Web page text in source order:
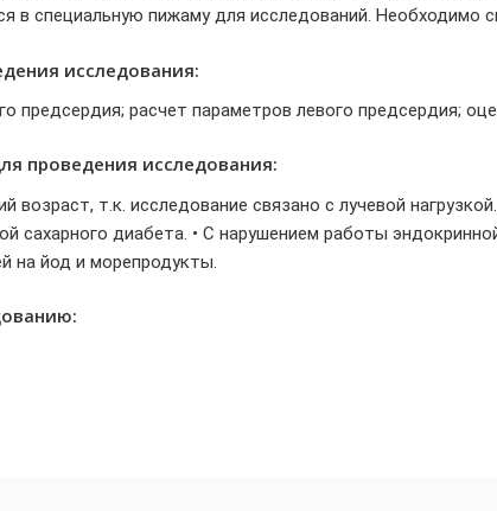
в специальную пижаму для исследований. Необходимо
исследования:
предсердия; расчет параметров левого предсердия;
проведения исследования:
возраст, т.к. исследование связано с лучевой
сахарного диабета. • С нарушением работы
на йод и морепродукты.